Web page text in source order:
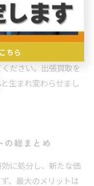
ることは、物を大切
さらに、リサイクル
は環境にも優しい選
イテムが新たな価値
ださい。出張買取を
生まれ変わらせまし
の総まとめ
に処分し、新たな価
、最大のメリットは
ちら
ちら